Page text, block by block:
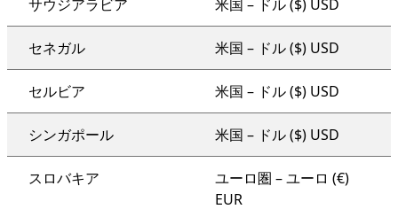
サウジアラビア 米国 – ドル ($) USD
セネガル 米国 – ドル ($) USD
セルビア 米国 – ドル ($) USD
シンガポール 米国 – ドル ($) USD
スロバキア
ユーロ圏 – ユーロ (€)
EUR